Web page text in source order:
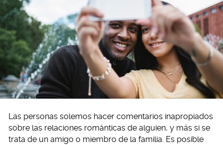
Las personas solemos hacer comentarios inapropiados
sobre las relaciones románticas de alguien, y más si se
trata de un amigo o miembro de la familia. Es posible